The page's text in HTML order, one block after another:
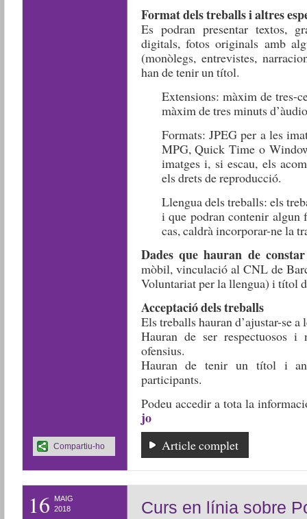
Format dels treballs i altres
Es podran presentar textos,
digitals, fotos originals amb
(monòlegs, entrevistes,
han de tenir un títol.
Extensions: màxim de tres-
màxim de tres minuts
Formats: JPEG per a les
MPG, Quick Time o
imatges i, si escau, els
els drets de reproducció.
Llengua dels treballs: els
i que podran contenir algun
cas, caldrà incorporar-ne la
Dades que hauran de
mòbil, vinculació al CNL de
Voluntariat per la llengua) i títol
Acceptació dels treballs
Els treballs hauran d’ajustar-se a
Hauran de ser respectuosos
ofensius.
Hauran de tenir un títol i
participants.
Podeu accedir a tota la
jo
Article complet
Compartiu-ho
16
MAIG
2018
Curs en línia sobre